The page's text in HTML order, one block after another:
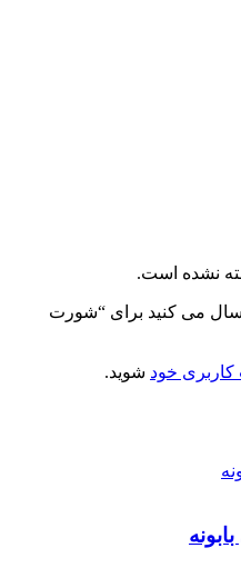
نشده است.
می کنید برای “شورت
خود شوید.